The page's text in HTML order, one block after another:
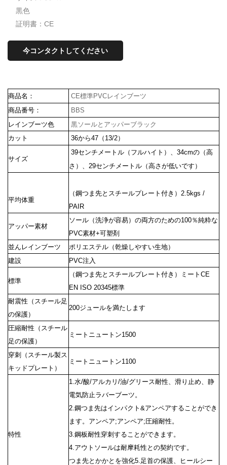
黒色
証明書：CE
今コンタクトしてください
商品名：
CE標準PVCレインブーツ
商品番号：
BBS
レインブーツ色
黒ソールとアッパーブラック
カット
36から47（13/2）
サイズ
39センチメートル（フルハイト）、34cmの（高
さ）、29センチメートル（高さが低いです）
平均体重
（鋼つま先とスチールプレート付き）2.5kgs /
PAIR
アッパー素材
ソール（洗浄が容易）の両方のための100％純粋な
PVC素材+可塑剤
並んレインブーツ
ポリエステル（乾燥しやすい生地）
建設
PVC注入
標準
（鋼つま先とスチールプレート付き）ミートCE
EN ISO 20345標準
耐震性（スチール足
の保護）
200ジュールを満たします
圧縮耐性（スチール
足の保護）
ミートニュートン1500
穿刺（スチール製ス
キッドプレート）
ミートニュートン1100
特性
1.水/酸/アルカリ/油/グリース耐性、滑り止め、静
電気防止ラバーブーツ。
2.鋼つま先はインパクト&アンペアすることができ
ます。アンペア;アンペア;圧縮耐性。
3.鋼板耐性穿刺することができます。
4.アウトソールは耐摩耗性との契約です。
つま先とかかとを強化5.足首の保護、ヒールシー